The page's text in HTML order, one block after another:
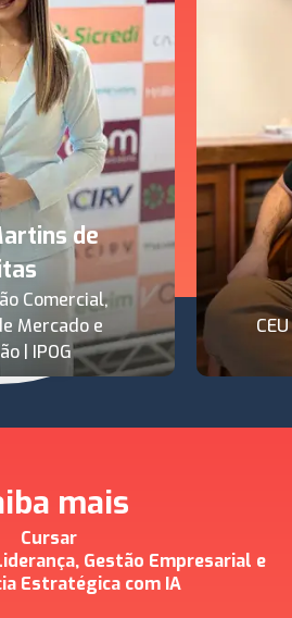
de
Comercial,
Mercado e
| IPOG
mais
Cursar
Gestão Empresarial e
Estratégica com IA